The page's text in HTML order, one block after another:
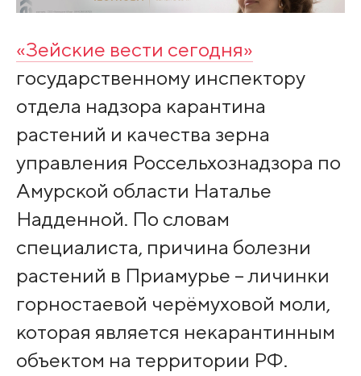
«Зейские вести сегодня»
государственному инспектору
отдела надзора карантина
растений и качества зерна
управления Россельхознадзора по
Амурской области Наталье
Надденной. По словам
специалиста, причина болезни
растений в Приамурье – личинки
горностаевой черёмуховой моли,
которая является некарантинным
объектом на территории РФ.